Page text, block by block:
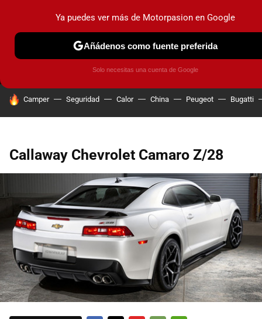
MENÚ NUEVO
COCHES ELÉCTRICOS OBSERVATORIO
HOY SE HABLA DE
Camper Seguridad Calor China Peugeot Bugatti
Callaway Chevrolet Camaro Z/28
Ya puedes ver más de Motorpasion en Google
Añádenos como fuente preferida
Solo necesitas una cuenta de Google